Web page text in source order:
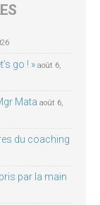
go ! » août 6,
Mata août 6,
du coaching
par la main